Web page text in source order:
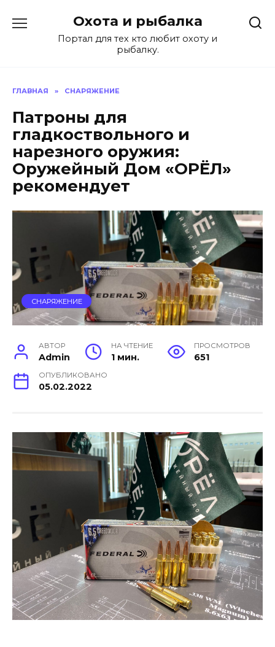
содержанию
Охота и рыбалка
Портал для тех кто любит охоту и
рыбалку.
ГЛАВНАЯ » СНАРЯЖЕНИЕ
Патроны для
гладкоствольного и
нарезного оружия:
Оружейный Дом «ОРЁЛ»
рекомендует
СНАРЯЖЕНИЕ
АВТОР
Admin
НА ЧТЕНИЕ
1 мин.
ПРОСМОТРОВ
651
ОПУБЛИКОВАНО
05.02.2022